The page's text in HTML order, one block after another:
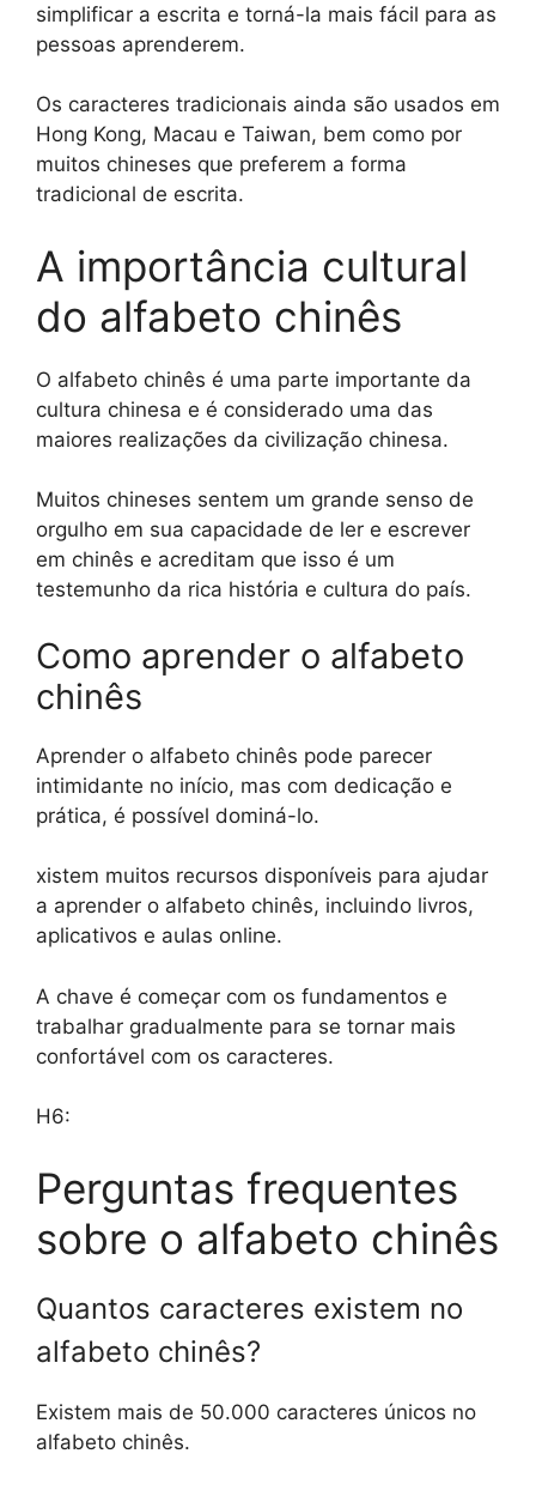
simplificar a escrita e torná-la mais fácil para as
pessoas aprenderem.
Os caracteres tradicionais ainda são usados em
Hong Kong, Macau e Taiwan, bem como por
muitos chineses que preferem a forma
tradicional de escrita.
A importância cultural
do alfabeto chinês
O alfabeto chinês é uma parte importante da
cultura chinesa e é considerado uma das
maiores realizações da civilização chinesa.
Muitos chineses sentem um grande senso de
orgulho em sua capacidade de ler e escrever
em chinês e acreditam que isso é um
testemunho da rica história e cultura do país.
Como aprender o alfabeto
chinês
Aprender o alfabeto chinês pode parecer
intimidante no início, mas com dedicação e
prática, é possível dominá-lo.
xistem muitos recursos disponíveis para ajudar
a aprender o alfabeto chinês, incluindo livros,
aplicativos e aulas online.
A chave é começar com os fundamentos e
trabalhar gradualmente para se tornar mais
confortável com os caracteres.
H6:
Perguntas frequentes
sobre o alfabeto chinês
Quantos caracteres existem no
alfabeto chinês?
Existem mais de 50.000 caracteres únicos no
alfabeto chinês.